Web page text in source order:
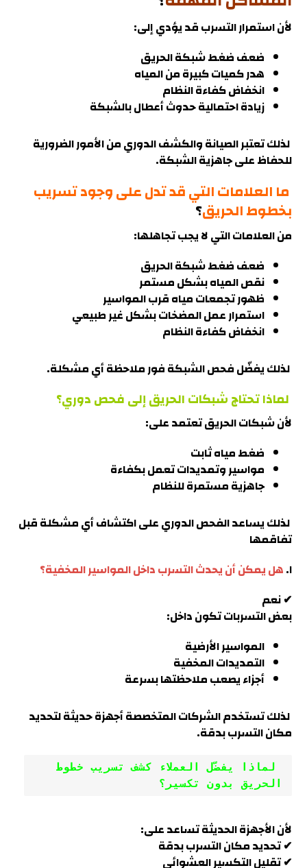
لأن استمرار التسرب قد يؤدي إلى:
ضعف ضغط شبكة الحريق
هدر كميات كبيرة من المياه
انخفاض كفاءة النظام
زيادة احتمالية حدوث أعطال بالشبكة
لذلك تعتبر الصيانة والكشف الدوري من الأمور الضرورية
للحفاظ على جاهزية الشبكة.
ما العلامات التي قد تدل على وجود تسريب
بخطوط الحريق؟
من العلامات التي لا يجب تجاهلها:
ضعف ضغط شبكة الحريق
نقص المياه بشكل مستمر
ظهور تجمعات مياه قرب المواسير
استمرار عمل المضخات بشكل غير طبيعي
انخفاض كفاءة النظام
لذلك يفضّل فحص الشبكة فور ملاحظة أي مشكلة.
لماذا تحتاج شبكات الحريق إلى فحص دوري؟
لأن شبكات الحريق تعتمد على:
ضغط مياه ثابت
مواسير وتمديدات تعمل بكفاءة
جاهزية مستمرة للنظام
لذلك يساعد الفحص الدوري على اكتشاف أي مشكلة قبل
تفاقمها
ا.هل يمكن أن يحدث التسرب داخل المواسير المخفية؟
✔ نعم
بعض التسربات تكون داخل:
المواسير الأرضية
التمديدات المخفية
أجزاء يصعب ملاحظتها بسرعة
لذلك تستخدم الشركات المتخصصة أجهزة حديثة لتحديد
مكان التسرب بدقة.
الحريق بدون تكسير؟
لأن الأجهزة الحديثة تساعد على:
✔ تحديد مكان التسرب بدقة
✔ تقليل التكسير العشوائي